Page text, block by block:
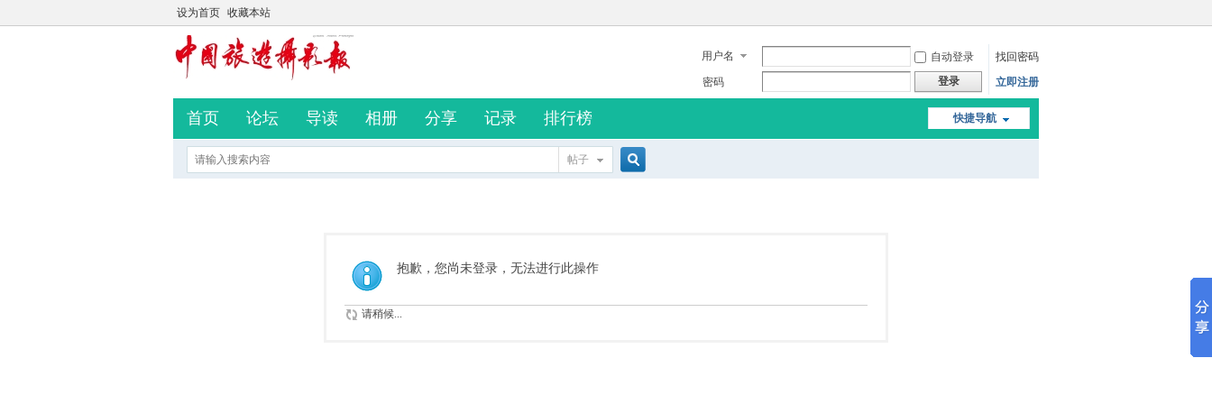
设为首页 收藏本站
用户名 自动登录
找回密码
密码
登录 立即注册
快捷导航
首页 论坛 导读 相册 分享 记录 排行榜
帖子
抱歉，您尚未登录，无法进行此操作
请稍候...